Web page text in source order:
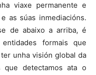
viaxe permanente e
as súas inmediacións.
de abaixo a arriba, é
formais que
unha visión global da
que detectamos ata o